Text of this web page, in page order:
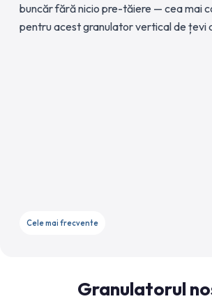
buncăr fără nicio pre-tăiere — cea mai
pentru acest granulator vertical de țevi
Cele mai frecvente
Granulatorul